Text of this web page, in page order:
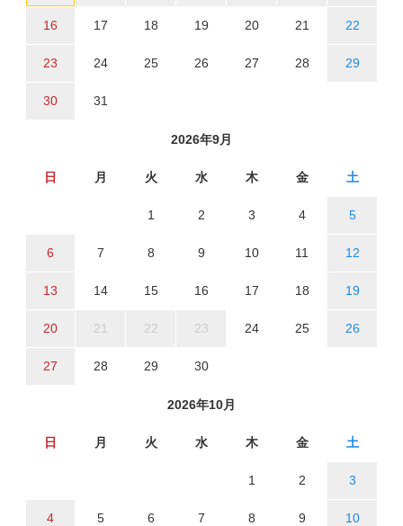
16 17 18 19 20 21 22
23 24 25 26 27 28 29
30 31
2026年9月
日 月 火 水 木 金 土
1 2 3 4 5
6 7 8 9 10 11 12
13 14 15 16 17 18 19
20 21 22 23 24 25 26
27 28 29 30
2026年10月
日 月 火 水 木 金 土
1 2 3
4 5 6 7 8 9 10